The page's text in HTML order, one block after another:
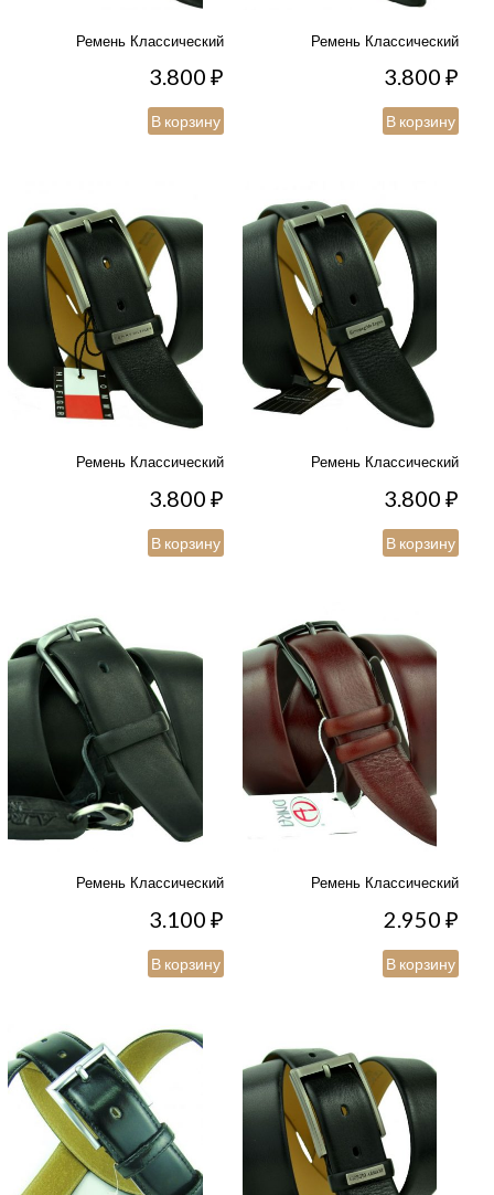
Ремень Классический
3.800₽
В корзину
Ремень Классический
3.800₽
В корзину
Ремень Классический
3.800₽
В корзину
Ремень Классический
3.800₽
В корзину
Ремень Классический
3.100₽
В корзину
Ремень Классический
2.950₽
В корзину